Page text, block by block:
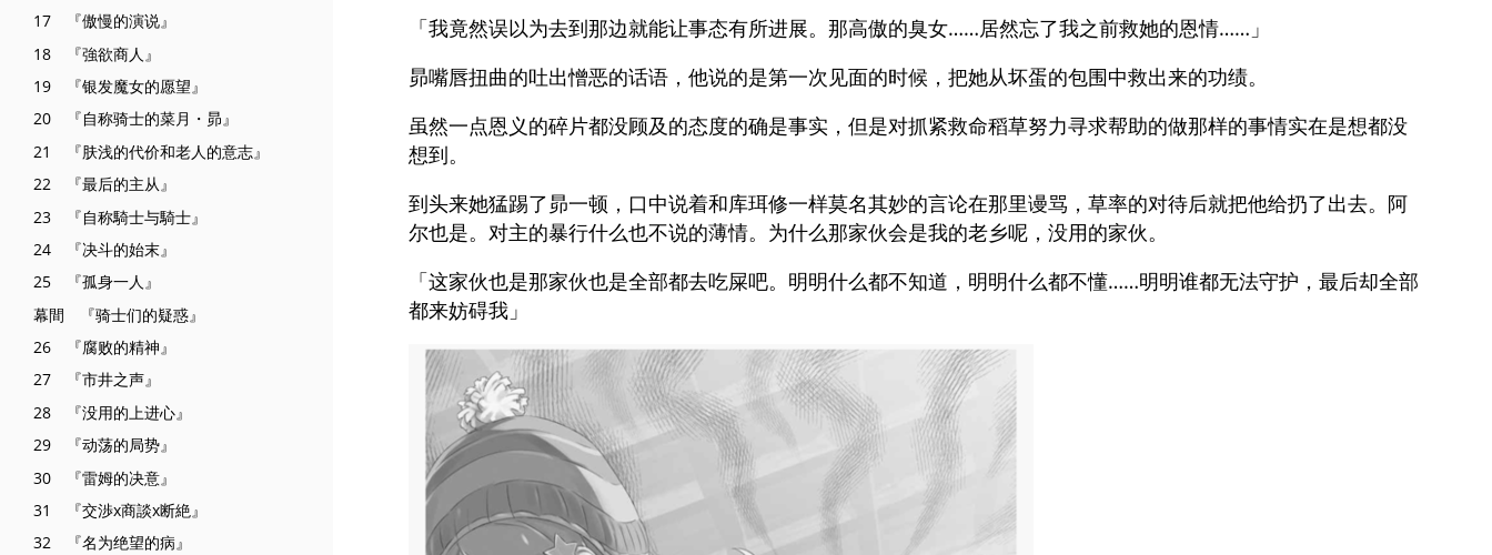
17 『傲慢的演说』
18 『強欲商人』
19 『银发魔女的愿望』
20 『自称骑士的菜月・昴』
21 『肤浅的代价和老人的意志』
22 『最后的主从』
23 『自称騎士与騎士』
24 『决斗的始末』
25 『孤身一人』
幕間 『骑士们的疑惑』
26 『腐败的精神』
27 『市井之声』
28 『没用的上进心』
29 『动荡的局势』
30 『雷姆的决意』
31 『交渉x商談x断絶』
32 『名为绝望的病』
「我竟然误以为去到那边就能让事态有所进展。那高傲的臭女……居然忘了我之前救她的恩情……」
昴嘴唇扭曲的吐出憎恶的话语，他说的是第一次见面的时候，把她从坏蛋的包围中救出来的功绩。
虽然一点恩义的碎片都没顾及的态度的确是事实，但是对抓紧救命稻草努力寻求帮助的做那样的事情实在是想都没
想到。
到头来她猛踢了昴一顿，口中说着和库珥修一样莫名其妙的言论在那里谩骂，草率的对待后就把他给扔了出去。阿
尔也是。对主的暴行什么也不说的薄情。为什么那家伙会是我的老乡呢，没用的家伙。
「这家伙也是那家伙也是全部都去吃屎吧。明明什么都不知道，明明什么都不懂……明明谁都无法守护，最后却全部
都来妨碍我」